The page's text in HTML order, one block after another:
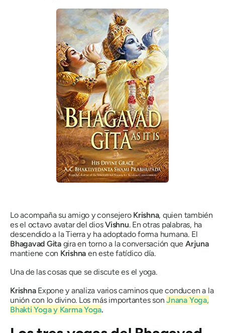
Lo acompaña su amigo y consejero Krishna, quien también
es el octavo avatar del diosVishnu. En otras palabras, ha
descendido a la Tierra y ha adoptado forma humana. El
Bhagavad Gitagira en torno a la conversación queArjuna
mantiene con Krishna en este fatídico día.
Una de las cosas que se discute es el yoga.
KrishnaExpone y analiza varios caminos que conducen a la
unión con lo divino. Los más importantes sonJnana Yoga,
Bhakti Yogay Karma Yoga.